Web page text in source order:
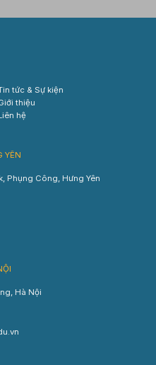
tức & Sự kiện
thiệu
hệ
YÊN
Phụng Công, Hưng Yên
Hà Nội